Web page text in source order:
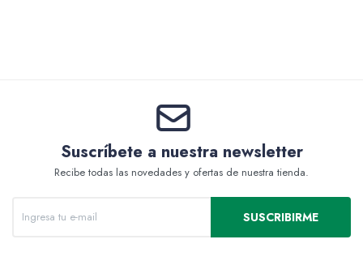
Suscríbete a nuestra newsletter
Recibe todas las novedades y ofertas de nuestra tienda.
SUSCRIBIRME